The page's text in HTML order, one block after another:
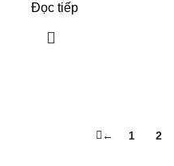
Đọc tiếp
← 1 2